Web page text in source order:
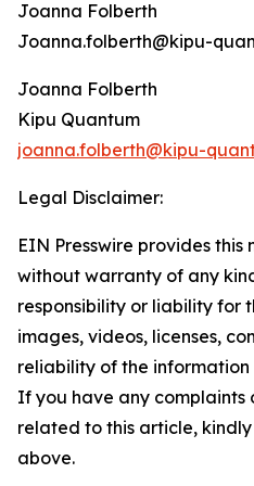
Joanna Folberth
Joanna.folberth@kipu-
Joanna Folberth
Kipu Quantum
joanna.folberth@kipu-
Legal Disclaimer:
EIN Presswire provides this
without warranty of any
responsibility or liability for
images, videos, licenses,
reliability of the
If you have any complaints
related to this article,
above.